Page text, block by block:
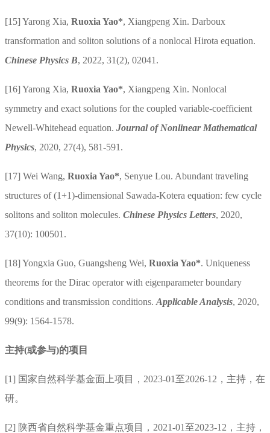
[15] Yarong Xia, Ruoxia Yao*, Xiangpeng Xin. Darboux
transformation and soliton solutions of a nonlocal Hirota equation.
Chinese Physics B, 2022, 31(2), 02041.
[16] Yarong Xia, Ruoxia Yao*, Xiangpeng Xin. Nonlocal
symmetry and exact solutions for the coupled variable-coefficient
Newell-Whitehead equation. Journal of Nonlinear Mathematical
Physics, 2020, 27(4), 581-591.
[17] Wei Wang, Ruoxia Yao*, Senyue Lou. Abundant traveling
structures of (1+1)-dimensional Sawada-Kotera equation: few cycle
solitons and soliton molecules. Chinese Physics Letters, 2020,
37(10): 100501.
[18] Yongxia Guo, Guangsheng Wei, Ruoxia Yao*. Uniqueness
theorems for the Dirac operator with eigenparameter boundary
conditions and transmission conditions. Applicable Analysis, 2020,
99(9): 1564-1578.
主持(或参与)的项目
[1] 国家自然科学基金面上项目， 2023-01至2026-12 ，主持，在
研。
[2] 陕西省自然科学基金重点项目， 2021-01至2023-12 ，主持，